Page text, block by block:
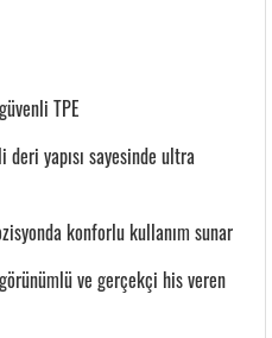
TPE
yapısı sayesinde ultra
konforlu kullanım sunar
ve gerçekçi his veren